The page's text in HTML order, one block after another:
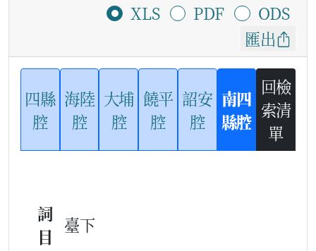
XLS
PDF
ODS
匯出
四縣
腔
海陸
腔
大埔
腔
饒平
腔
詔安
腔
南四
縣腔
回檢
索清
單
詞
目
臺下